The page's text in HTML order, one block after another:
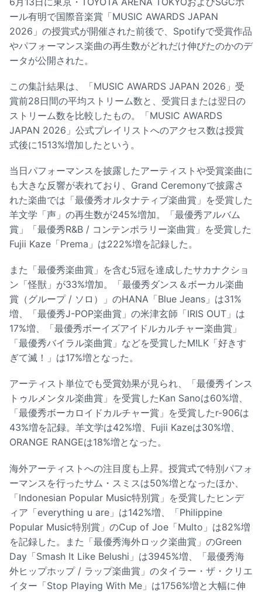
ール有明で国際音楽賞「MUSIC AWARDS JAPAN
2026」の授賞式が開催された前後で、Spotifyで受賞作品
やパフォーマンス楽曲の再生数がどれだけ伸びたのかのデ
ータが公開された。
この集計結果は、「MUSIC AWARDS JAPAN 2026」受
賞前28日間の平均ストリーム数と、受賞日または翌日の
ストリーム数を比較したもの。「MUSIC AWARDS
JAPAN 2026」公式プレイリストへのアクセス数は授賞
式後に1513%増加したという。
当日パフォーマンスを披露したアーティストや受賞楽曲に
も大きな反響が表れており、Grand Ceremonyで披露さ
れた楽曲では「最優秀オルタナティブ楽曲賞」を受賞した
羊文学「声」の再生数が245%増加。「最優秀アルバム
賞」「最優秀R&B / コンテンポラリー楽曲賞」を受賞した
Fujii Kaze「Prema」は222%増を記録した。
また「最優秀楽曲賞」を含む5冠を達成したサカナクショ
ン「怪獣」が33%増加。「最優秀ダンス＆ボーカル楽曲
賞（グループ / ソロ）」のHANA「Blue Jeans」は31%
増、「最優秀J-POP楽曲賞」の米津玄師「IRIS OUT」は
17%増、「最優秀ボーイズアイドルカルチャー楽曲賞」
「最優秀バイラル楽曲賞」などを受賞したM!LK「好きす
ぎて滅！」は17%増となった。
アーティスト単位でも受賞効果が見られ、「最優秀インス
トゥルメンタル楽曲賞」を受賞したKan Sanoは60%増、
「最優秀ボーカロイドカルチャー賞」を受賞したr-906は
43%増を記録。羊文学は42%増、Fujii Kazeは30%増、
ORANGE RANGEは18%増となった。
海外アーティストへの注目度も上昇。授賞式で特別パフォ
ーマンスを行ったサム・スミスは50%増となったほか、
「Indonesian Popular Music特別賞」を受賞したヒンデ
ィア「everything u are」は142%増、「Philippine
Popular Music特別賞」のCup of Joe「Multo」は82%増
を記録した。また「最優秀海外ロック楽曲賞」のGreen
Day「Smash It Like Belushi」は3945%増、「最優秀海
外ヒップホップ / ラップ楽曲賞」のタイラー・ザ・クリエ
イター「Stop Playing With Me」は1756%増と大幅に伸